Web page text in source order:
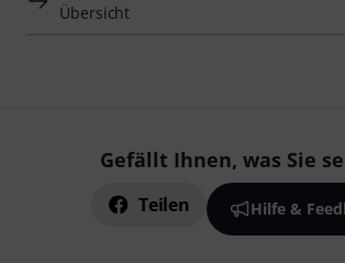
Übersicht
Gefällt Ihnen, was Sie
Teilen Hilfe &